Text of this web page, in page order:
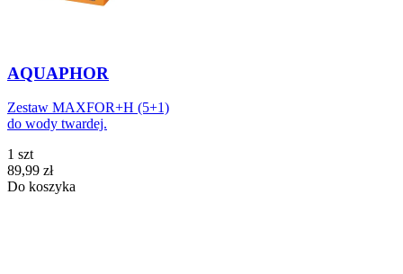
AQUAPHOR
Zestaw MAXFOR+H (5+1)
do wody twardej.
1 szt
Cena
89,99 zł
Do koszyka